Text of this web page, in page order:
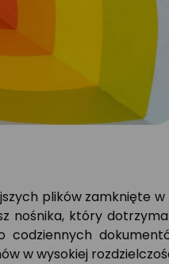
plików zamknięte
nośnika, który
codziennych
w wysokiej